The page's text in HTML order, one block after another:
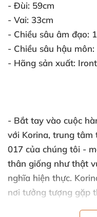
- Đùi: 59cm
- Vai: 33cm
- Chiều sâu âm đạo:
- Chiều sâu hậu môn:
- Hãng sản xuất:
- Bắt tay vào cuộc
với Korina, trung tâm
017 của chúng tôi -
thân giống như thật
nghĩa hiện thực.
nơi tưởng tượng gặp